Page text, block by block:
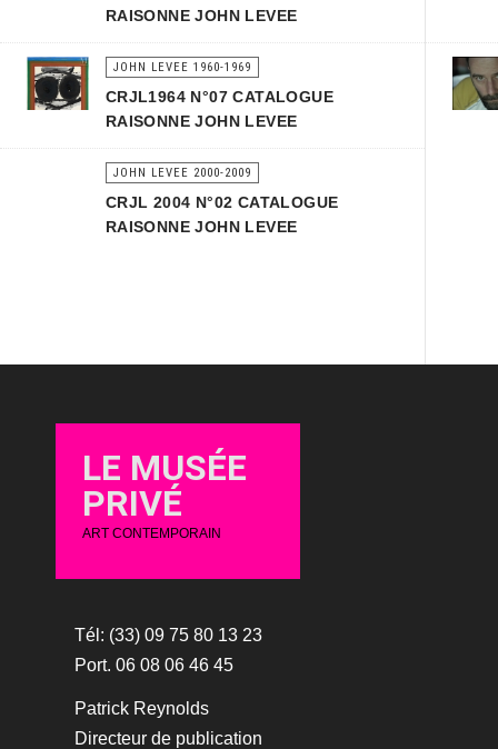
RAISONNE JOHN LEVEE
JOHN LEVEE 1960-1969
CRJL1964 N°07 CATALOGUE
RAISONNE JOHN LEVEE
JOHN LEVEE 2000-2009
CRJL 2004 N°02 CATALOGUE
RAISONNE JOHN LEVEE
LE MUSÉE
PRIVÉ
ART CONTEMPORAIN
Tél: (33) 09 75 80 13 23
Port. 06 08 06 46 45
Patrick Reynolds
Directeur de publication